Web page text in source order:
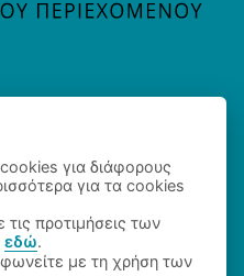
και Ηλεκτρονικού
για διάφορους
για τα cookies
προτιμήσεις των
εδώ.
με τη χρήση των